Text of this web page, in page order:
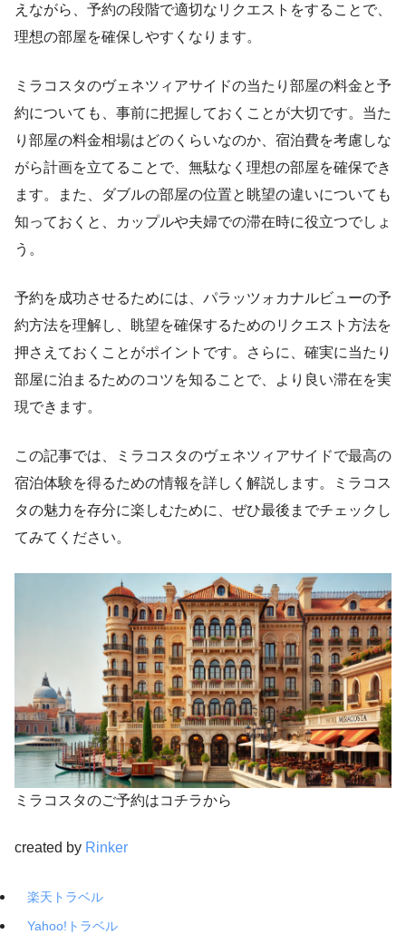
えながら、予約の段階で適切なリクエストをすることで、
理想の部屋を確保しやすくなります。
ミラコスタのヴェネツィアサイドの当たり部屋の料金と予
約についても、事前に把握しておくことが大切です。当た
り部屋の料金相場はどのくらいなのか、宿泊費を考慮しな
がら計画を立てることで、無駄なく理想の部屋を確保でき
ます。また、ダブルの部屋の位置と眺望の違いについても
知っておくと、カップルや夫婦での滞在時に役立つでしょ
う。
予約を成功させるためには、パラッツォカナルビューの予
約方法を理解し、眺望を確保するためのリクエスト方法を
押さえておくことがポイントです。さらに、確実に当たり
部屋に泊まるためのコツを知ることで、より良い滞在を実
現できます。
この記事では、ミラコスタのヴェネツィアサイドで最高の
宿泊体験を得るための情報を詳しく解説します。ミラコス
タの魅力を存分に楽しむために、ぜひ最後までチェックし
てみてください。
ミラコスタのご予約はコチラから
created by Rinker
楽天トラベル
Yahoo!トラベル